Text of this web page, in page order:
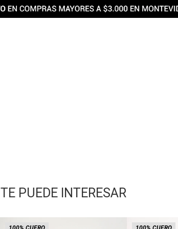
TE PUEDE INTERESAR